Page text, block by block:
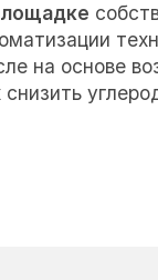
на основе